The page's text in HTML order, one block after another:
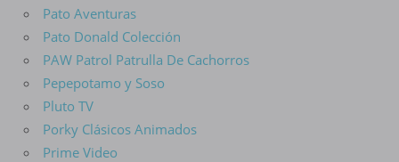
Pato Aventuras
Pato Donald Colección
PAW Patrol Patrulla De Cachorros
Pepepotamo y Soso
Pluto TV
Porky Clásicos Animados
Prime Video